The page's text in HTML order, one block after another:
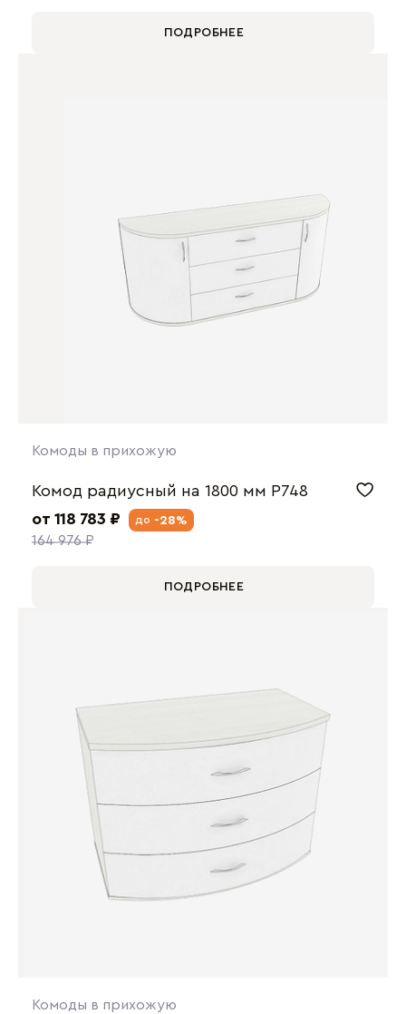
ПОДРОБНЕЕ
Комоды в прихожую
Комод радиусный на 1800 мм P748
от 118 783 ₽
164 976 ₽
до -28%
ПОДРОБНЕЕ
Комоды в прихожую